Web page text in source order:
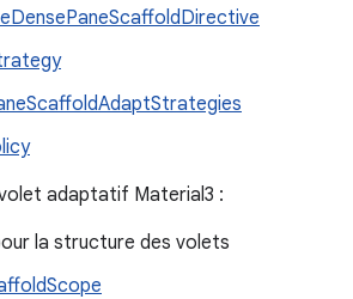
adaptatif Material3 :
la structure des volets